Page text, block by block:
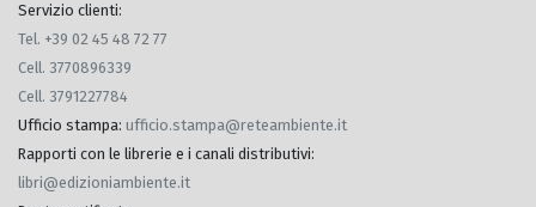
Servizio clienti:
Tel. +39 02 45 48 72 77
Cell. 3770896339
Cell. 3791227784
Ufficio stampa: ufficio.stampa@reteambiente.it
Rapporti con le librerie e i canali distributivi:
libri@edizioniambiente.it